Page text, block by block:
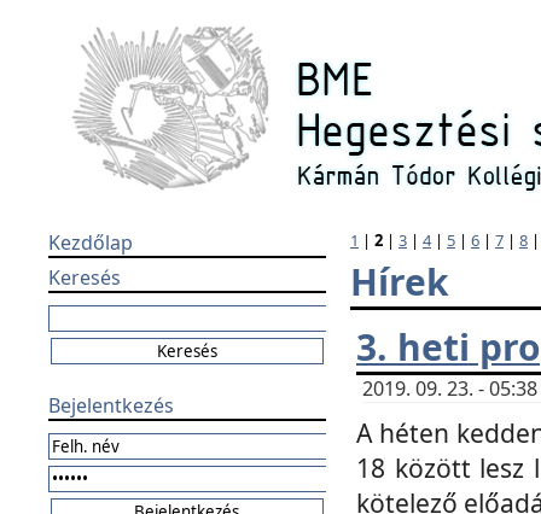
Kezdőlap
Keresés
Bejelentkezés
1 | 2 | 3 | 4| 5 | 6 | 7 | 8
Hírek
3. heti
2019. 09. 23. -
A héten
18 között lesz
kötelező